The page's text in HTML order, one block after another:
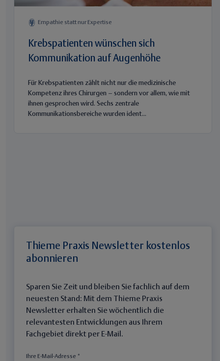
Empathie statt nur Expertise
Krebspatienten wünschen sich
Kommunikation auf Augenhöhe
Für Krebspatienten zählt nicht nur die medizinische
Kompetenz ihres Chirurgen – sondern vor allem, wie mit
ihnen gesprochen wird. Sechs zentrale
Kommunikationsbereiche wurden ident...
Thieme Praxis Newsletter kostenlos
abonnieren
Sparen Sie Zeit und bleiben Sie fachlich auf dem
neuesten Stand: Mit dem Thieme Praxis
Newsletter erhalten Sie wöchentlich die
relevantesten Entwicklungen aus Ihrem
Fachgebiet direkt per E-Mail.
Ihre E-Mail-Adresse *